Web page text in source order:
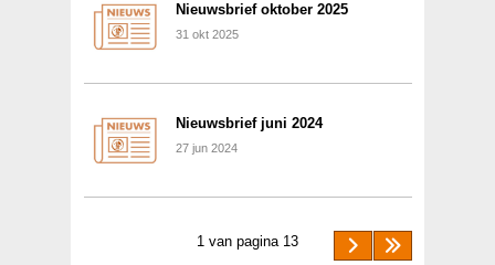
Nieuwsbrief oktober 2025
31 okt 2025
Nieuwsbrief juni 2024
27 jun 2024
1 van pagina 13